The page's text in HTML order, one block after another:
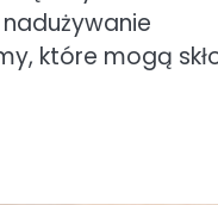
które mogą